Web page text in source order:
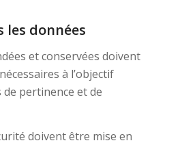
les données
et conservées doivent
à l’objectif
pertinence et de
doivent être mise en